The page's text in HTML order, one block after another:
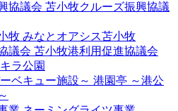
苫小牧クルーズ振興協議
みなとオアシス苫小牧
苫小牧港利用促進協議会
ラ公園
港園亭 ～港公